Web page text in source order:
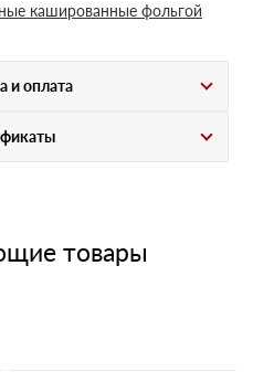
кашированные фольгой
и оплата
товары